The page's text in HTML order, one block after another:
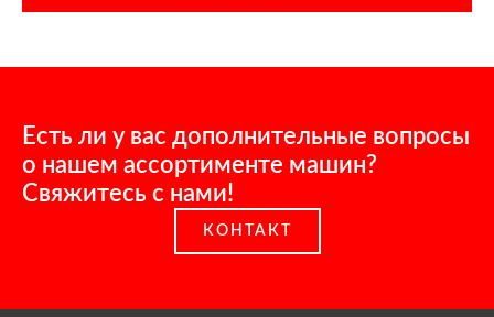
Есть ли у вас дополнительные вопросы
о нашем ассортименте машин?
Свяжитесь с нами!
КОНТАКТ